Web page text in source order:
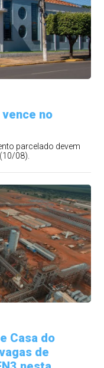
no
parcelado devem
08).
Casa do
de